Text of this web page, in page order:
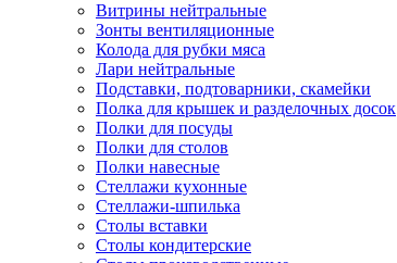
Витрины нейтральные
Зонты вентиляционные
Колода для рубки мяса
Лари нейтральные
Подставки, подтоварники, скамейки
Полка для крышек и разделочных досок
Полки для посуды
Полки для столов
Полки навесные
Стеллажи кухонные
Стеллажи-шпилька
Столы вставки
Столы кондитерские